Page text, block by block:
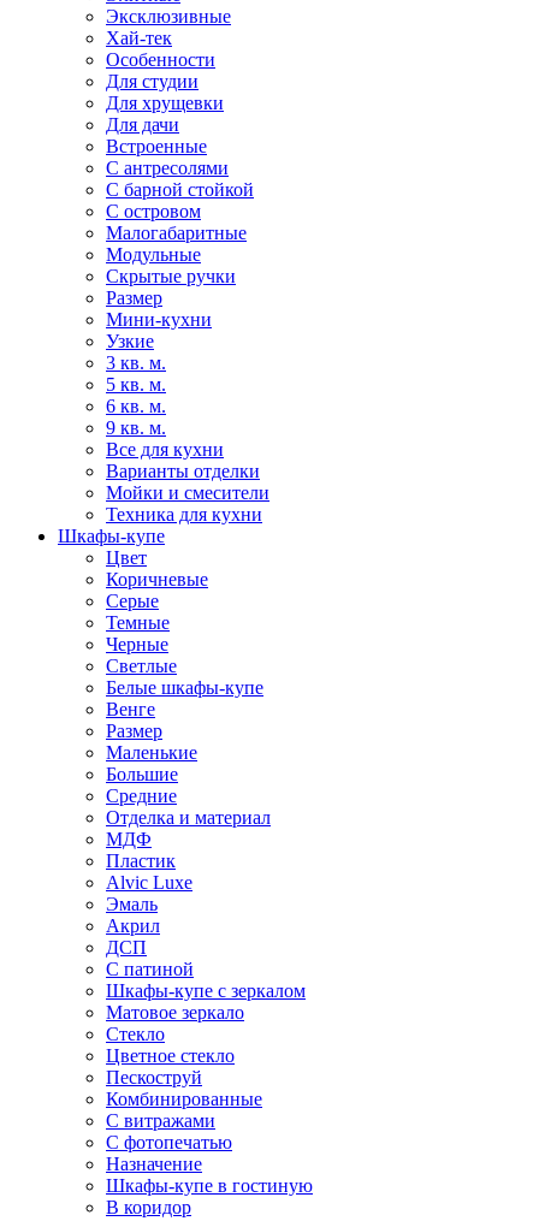
Эксклюзивные
Хай-тек
Особенности
Для студии
Для хрущевки
Для дачи
Встроенные
С антресолями
С барной стойкой
С островом
Малогабаритные
Модульные
Скрытые ручки
Размер
Мини-кухни
Узкие
3 кв. м.
5 кв. м.
6 кв. м.
9 кв. м.
Все для кухни
Варианты отделки
Мойки и смесители
Техника для кухни
Шкафы-купе
Цвет
Коричневые
Серые
Темные
Черные
Светлые
Белые шкафы-купе
Венге
Размер
Маленькие
Большие
Средние
Отделка и материал
МДФ
Пластик
Alvic Luxe
Эмаль
Акрил
ДСП
С патиной
Шкафы-купе с зеркалом
Матовое зеркало
Стекло
Цветное стекло
Пескоструй
Комбинированные
С витражами
С фотопечатью
Назначение
Шкафы-купе в гостиную
В коридор